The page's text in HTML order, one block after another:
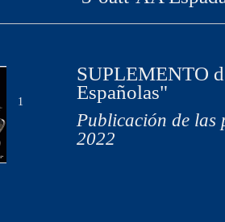
1
SUPLEMENTO
Españolas"
Publicación de las
2022